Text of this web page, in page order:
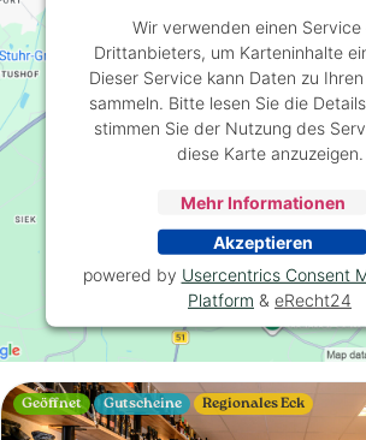
Geöffnet Gutscheine Regionales Eck
Wir verwenden einen Service
Drittanbieters, um Karteninhalte
Dieser Service kann Daten zu
sammeln. Bitte lesen Sie die
stimmen Sie der Nutzung des
diese Karte anzuzeigen.
Mehr Informationen
Akzeptieren
powered by Usercentrics Consent
Platform & eRecht24